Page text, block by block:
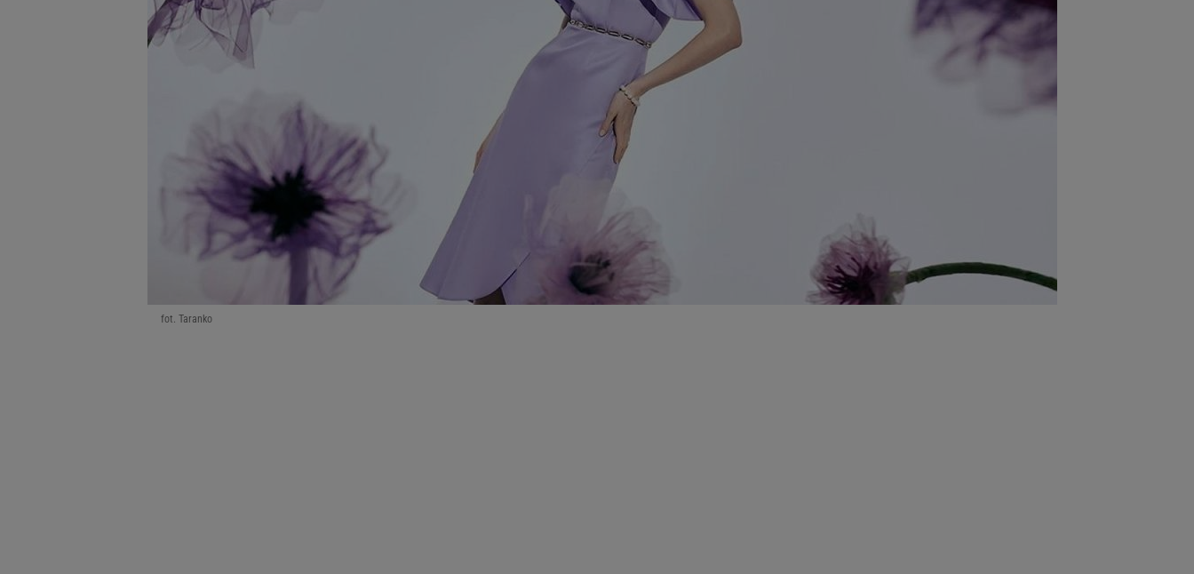
fot. Taranko
Użycie dokładnych danych geolokalizacyjnych. Aktywne skanowanie charakterystyki urządzenia do celów identyfikacji.
Przechowywanie informacji na urządzeniu lub dostęp do nich. Spersonalizowane reklamy i treści, pomiar reklam i treści,
Lista Zaufanych Partnerów